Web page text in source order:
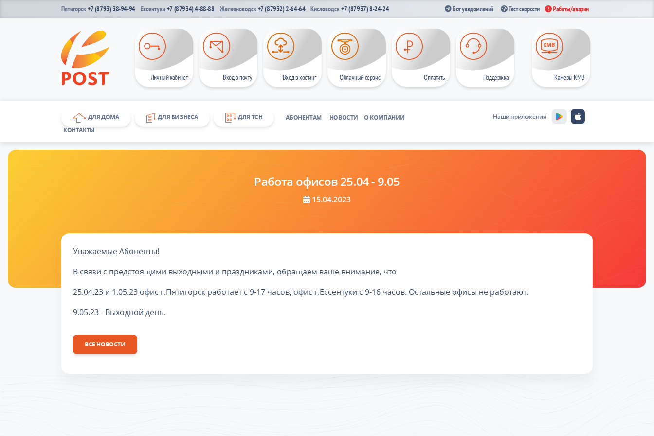
Пятигорск+7 (8793) 38-94-94 Ессентуки+7 (87934) 4-88-88 Железноводск+7 (87932) 2-64-64 Кисловодск+7 (87937) 8-24-24 Бот уведомлений Тест скорости Работы/аварии
Личный кабинет Вход в почту Вход в хостинг Облачный сервис Оплатить Поддержка Камеры КМВ
ДЛЯ ДОМА ДЛЯ БИЗНЕСА ДЛЯ ТСН АБОНЕНТАМ НОВОСТИ
О КОМПАНИИ
КОНТАКТЫ
Наши приложения
Работа офисов 25.04 - 9.05
15.04.2023
Уважаемые Абоненты!
В связи с предстоящими выходными и праздниками, обращаем ваше внимание, что
25.04.23 и 1.05.23 офис г.Пятигорск работает с 9-17 часов, офис г.Ессентуки с 9-16 часов. Остальные офисы не работают.
9.05.23 - Выходной день.
ВСЕ НОВОСТИ